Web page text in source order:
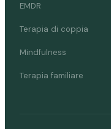
EMDR
Terapia di coppia
Mindfulness
Terapia familiare